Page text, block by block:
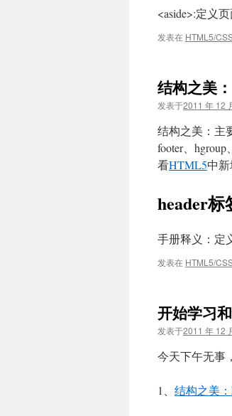
<aside>:定义
发表在 HTML5/
结构之美
发表于2011 年 12
结构之美：主
footer、
看HTML5中
header标
手册释义：
发表在 HTML5/
开始学习
发表于2011 年 12
今天下午无事
1、 结构之美